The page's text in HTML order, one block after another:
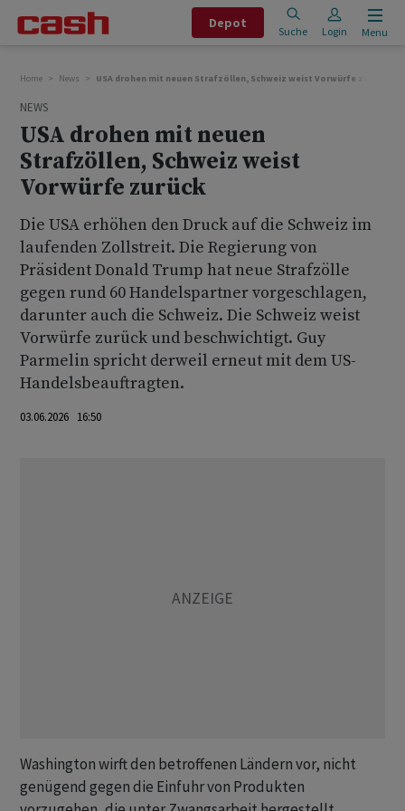
Depot
Suche Login Menu
Home News USA drohen mit neuen Strafzöllen, Schweiz weist Vorwürfe zurück
NEWS
USA drohen mit neuen
Strafzöllen, Schweiz weist
Vorwürfe zurück
Die USA erhöhen den Druck auf die Schweiz im
laufenden Zollstreit. Die Regierung von
Präsident Donald Trump hat neue Strafzölle
gegen rund 60 Handelspartner vorgeschlagen,
darunter auch die Schweiz. Die Schweiz weist
Vorwürfe zurück und beschwichtigt. Guy
Parmelin spricht derweil erneut mit dem US-
Handelsbeauftragten.
03.06.2026 16:50
Washington wirft den betroffenen Ländern vor, nicht
genügend gegen die Einfuhr von Produkten